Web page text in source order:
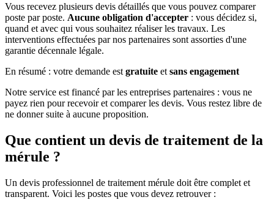
Vous recevez plusieurs devis détaillés que vous pouvez comparer
poste par poste. Aucune obligation d'accepter : vous décidez si,
quand et avec qui vous souhaitez réaliser les travaux. Les
interventions effectuées par nos partenaires sont assorties d'une
garantie décennale légale.
En résumé : votre demande est gratuite et sans engagement
Notre service est financé par les entreprises partenaires : vous ne
payez rien pour recevoir et comparer les devis. Vous restez libre de
ne donner suite à aucune proposition.
Que contient un devis de traitement de la
mérule ?
Un devis professionnel de traitement mérule doit être complet et
transparent. Voici les postes que vous devez retrouver :